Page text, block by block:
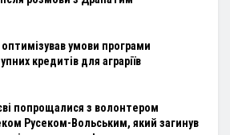
умови програми
кредитів для аграріїв
попрощалися з волонтером
Русеком-Вольським, який загинув